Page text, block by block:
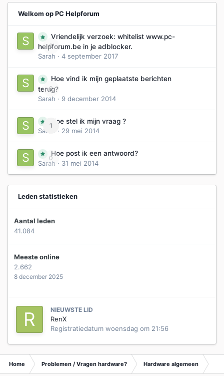
Welkom op PC Helpforum
0
Vriendelijk verzoek: whitelist www.pc-
helpforum.be in je adblocker.
Sarah · 4 september 2017
0
Hoe vind ik mijn geplaatste berichten
terug?
Sarah · 9 december 2014
1
Hoe stel ik mijn vraag ?
Sarah
· 29 mei 2014
0
Hoe post ik een antwoord?
Sarah · 31 mei 2014
Leden statistieken
Aantal leden
41.084
Meeste online
2.662
8 december 2025
NIEUWSTE LID
RenX
Registratiedatum woensdag om 21:56
Home Problemen / Vragen hardware? Hardware algemeen